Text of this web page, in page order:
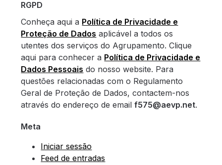
RGPD
Conheça aqui a Política de Privacidade e
Proteção de Dados aplicável a todos os
utentes dos serviços do Agrupamento. Clique
aqui para conhecer a Política de Privacidade e
Dados Pessoais do nosso website. Para
questões relacionadas com o Regulamento
Geral de Proteção de Dados, contactem-nos
através do endereço de emailf575@aevp.net.
Meta
Iniciar sessão
Feed de entradas